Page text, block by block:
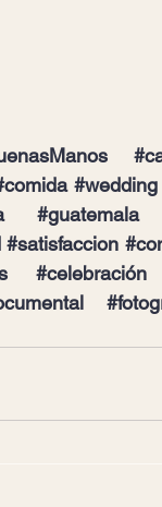
#wedding
#guatemala
#satisfaccion
#celebración